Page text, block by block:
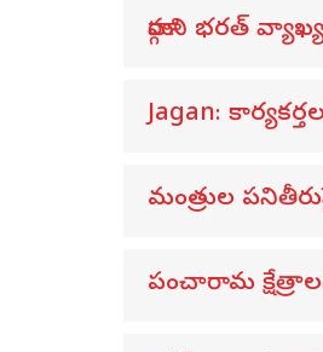
మార్గాని భరత్
Jagan:
మంత్రుల
పంచారామ